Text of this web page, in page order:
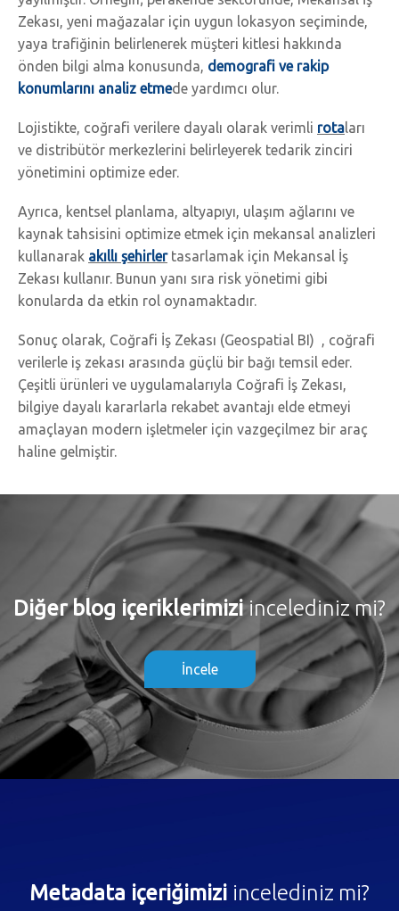
Zekası, yeni mağazalar için uygun lokasyon seçiminde,
yaya trafiğinin belirlenerek müşteri kitlesi hakkında
önden bilgi alma konusunda, demografi ve rakip
konumlarını analiz etmede yardımcı olur.
Lojistikte, coğrafi verilere dayalı olarak verimli rotaları
ve distribütör merkezlerini belirleyerek tedarik zinciri
yönetimini optimize eder.
Ayrıca, kentsel planlama, altyapıyı, ulaşım ağlarını ve
kaynak tahsisini optimize etmek için mekansal analizleri
kullanarak akıllı şehirlertasarlamak için Mekansal İş
Zekası kullanır. Bunun yanı sıra risk yönetimi gibi
konularda da etkin rol oynamaktadır.
Sonuç olarak, Coğrafi İş Zekası (Geospatial BI) , coğrafi
verilerle iş zekası arasında güçlü bir bağı temsil eder.
Çeşitli ürünleri ve uygulamalarıyla Coğrafi İş Zekası,
bilgiye dayalı kararlarla rekabet avantajı elde etmeyi
amaçlayan modern işletmeler için vazgeçilmez bir araç
haline gelmiştir.
Diğer blog içeriklerimiziincelediniz mi?
İncele
Metadata içeriğimizi incelediniz mi?